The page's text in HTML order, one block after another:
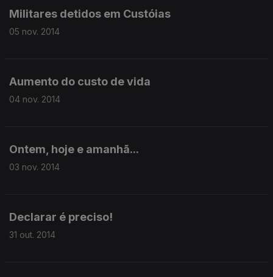
Militares detidos em Custóias
05 nov. 2014
Aumento do custo de vida
04 nov. 2014
Ontem, hoje e amanhã...
03 nov. 2014
Declarar é preciso!
31 out. 2014